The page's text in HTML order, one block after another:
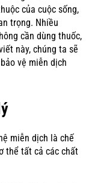
của cuộc sống,
trọng. Nhiều
cần dùng thuốc,
này, chúng ta sẽ
vệ miễn dịch
miễn dịch là chế
thể tất cả các chất